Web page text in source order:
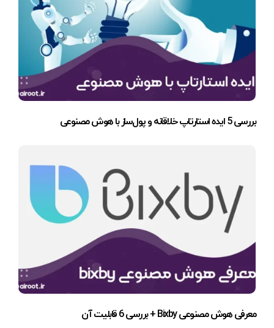
بررسی 5 ایده استارتاپ خلاقانه و پول‌ساز با هوش مصنوعی
معرفی هوش مصنوعی Bixby + بررسی 6 قابلیت آن